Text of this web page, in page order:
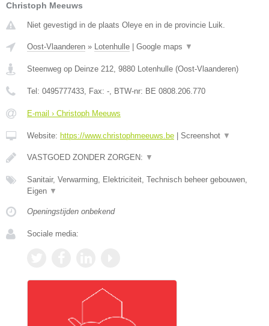
Christoph Meeuws
Niet gevestigd in de plaats Oleye en in de provincie Luik.
Oost-Vlaanderen » Lotenhulle Google maps ▼
Steenweg op Deinze 212, 9880 Lotenhulle (Oost-Vlaanderen)
Tel: 0495777433, Fax: -, BTW-nr: BE 0808.206.770
E-mail › Christoph Meeuws
Website: https://www.christophmeeuws.be Screenshot ▼
VASTGOED ZONDER ZORGEN: ▼
Sanitair, Verwarming, Elektriciteit, Technisch beheer gebouwen,
Eigen ▼
Openingstijden onbekend
Sociale media: